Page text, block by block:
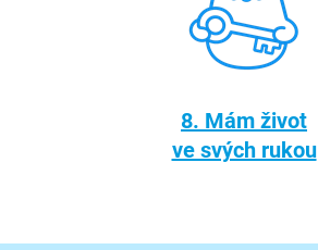
8. Mám život
ve svých rukou